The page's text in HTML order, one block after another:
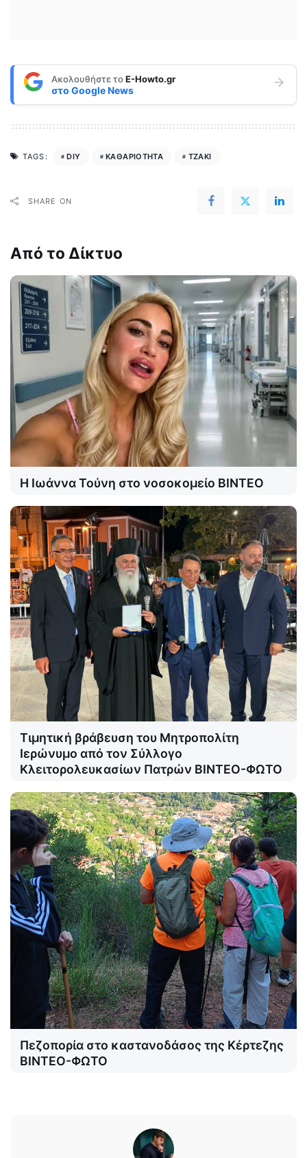
Ακολουθήστε τοE-Howto.gr
στο Google News
TAGS: DIY ΚΑΘΑΡΙΟΤΗΤΑ ΤΖΑΚΙ
SHARE ON
Από το Δίκτυο
Η Ιωάννα Τούνη στο νοσοκομείο ΒΙΝΤΕΟ
Τιμητική βράβευση του Μητροπολίτη
Ιερώνυμο από τον Σύλλογο
Κλειτορολευκασίων Πατρών ΒΙΝΤΕΟ-ΦΩΤΟ
Πεζοπορία στο καστανοδάσος της Κέρτεζης
ΒΙΝΤΕΟ-ΦΩΤΟ